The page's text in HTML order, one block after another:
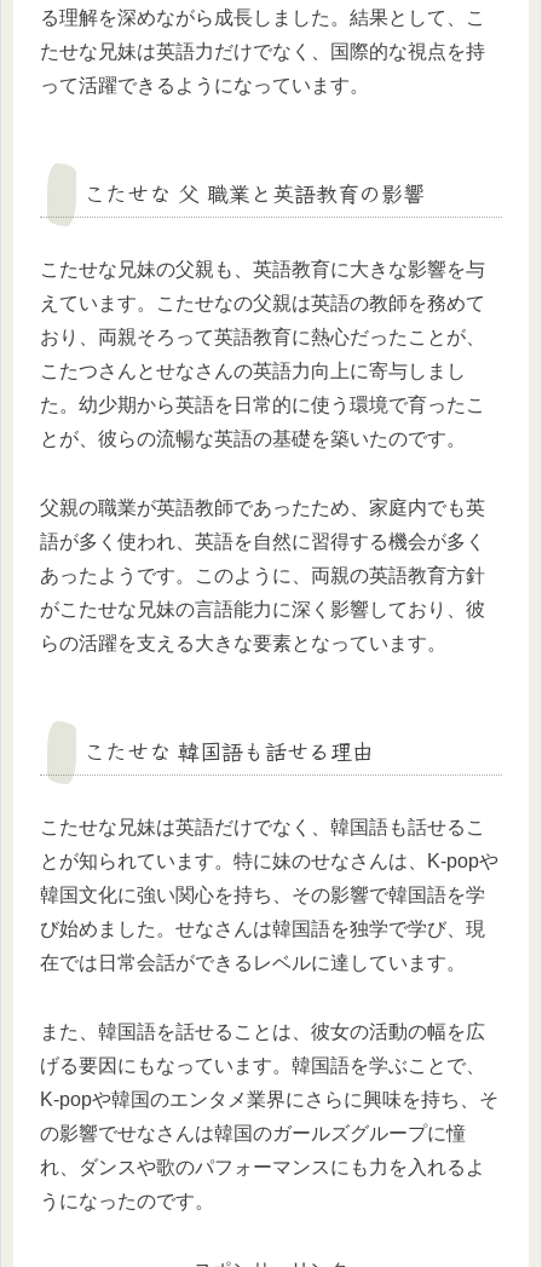
る理解を深めながら成長しました。結果として、こ
たせな兄妹は英語力だけでなく、国際的な視点を持
って活躍できるようになっています。
こたせな 父 職業と英語教育の影響
こたせな兄妹の父親も、英語教育に大きな影響を与
えています。こたせなの父親は英語の教師を務めて
おり、両親そろって英語教育に熱心だったことが、
こたつさんとせなさんの英語力向上に寄与しまし
た。幼少期から英語を日常的に使う環境で育ったこ
とが、彼らの流暢な英語の基礎を築いたのです。
父親の職業が英語教師であったため、家庭内でも英
語が多く使われ、英語を自然に習得する機会が多く
あったようです。このように、両親の英語教育方針
がこたせな兄妹の言語能力に深く影響しており、彼
らの活躍を支える大きな要素となっています。
こたせな 韓国語も話せる理由
こたせな兄妹は英語だけでなく、韓国語も話せるこ
とが知られています。特に妹のせなさんは、K-popや
韓国文化に強い関心を持ち、その影響で韓国語を学
び始めました。せなさんは韓国語を独学で学び、現
在では日常会話ができるレベルに達しています。
また、韓国語を話せることは、彼女の活動の幅を広
げる要因にもなっています。韓国語を学ぶことで、
K-popや韓国のエンタメ業界にさらに興味を持ち、そ
の影響でせなさんは韓国のガールズグループに憧
れ、ダンスや歌のパフォーマンスにも力を入れるよ
うになったのです。